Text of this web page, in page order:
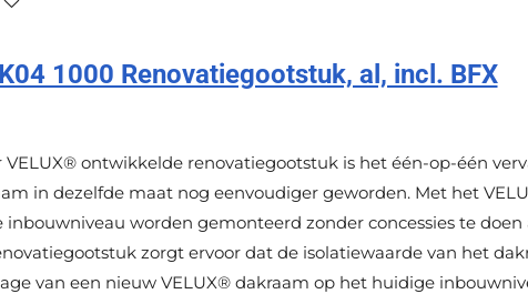
1000 Renovatiegootstuk, al, incl. BFX
VELUX® ontwikkelde renovatiegootstuk is het één-op-één
in dezelfde maat nog eenvoudiger geworden. Met het
worden gemonteerd zonder concessies te doen
zorgt ervoor dat de isolatiewaarde van het
van een nieuw VELUX® dakraam op het huidige